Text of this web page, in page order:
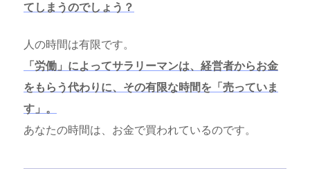
てしまうのでしょう？
人の時間は有限です。
「労働」によってサラリーマンは、経営者からお金
をもらう代わりに、その有限な時間を「売っていま
す」。
あなたの時間は、お金で買われているのです。